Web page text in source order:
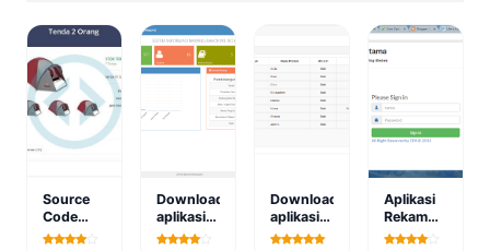
Source
Code
Aplikasi
Download
aplikasi
sistem
Download
aplikasi
sistem
Aplikasi
Rekam
Medis